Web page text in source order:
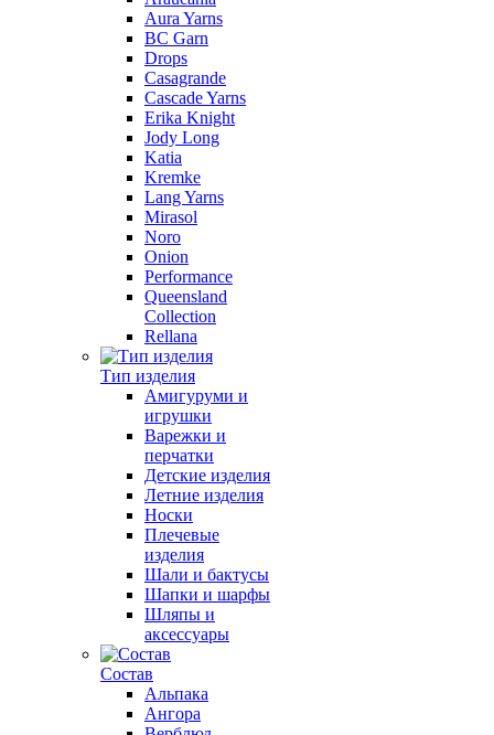
Aura Yarns
BC Garn
Drops
Casagrande
Cascade Yarns
Erika Knight
Jody Long
Katia
Kremke
Lang Yarns
Mirasol
Noro
Onion
Performance
Queensland
Collection
Rellana
Тип изделия
Амигуруми и
игрушки
Варежки и
перчатки
Детские изделия
Летние изделия
Носки
Плечевые
изделия
Шали и бактусы
Шапки и шарфы
Шляпы и
аксессуары
Состав
Альпака
Ангора